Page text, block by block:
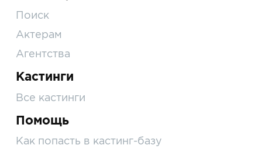
Поиск
Актерам
Агентства
Кастинги
Все кастинги
Помощь
Как попасть в кастинг-базу